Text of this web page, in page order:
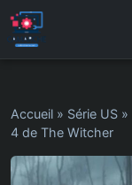
Accueil » Série US »
4 de The Witcher